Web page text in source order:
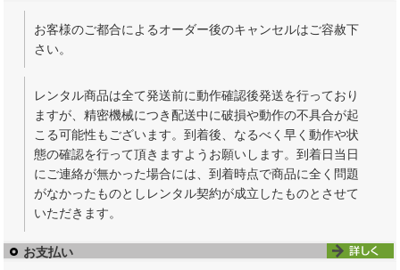
お客様のご都合によるオーダー後のキャンセルはご容赦下
さい。
レンタル商品は全て発送前に動作確認後発送を行っており
ますが、精密機械につき配送中に破損や動作の不具合が起
こる可能性もございます。到着後、なるべく早く動作や状
態の確認を行って頂きますようお願いします。到着日当日
にご連絡が無かった場合には、到着時点で商品に全く問題
がなかったものとしレンタル契約が成立したものとさせて
いただきます。
お支払い